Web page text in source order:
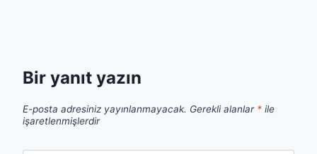
Bir yanıt yazın
E-posta adresiniz yayınlanmayacak. Gerekli alanlar * ile
işaretlenmişlerdir